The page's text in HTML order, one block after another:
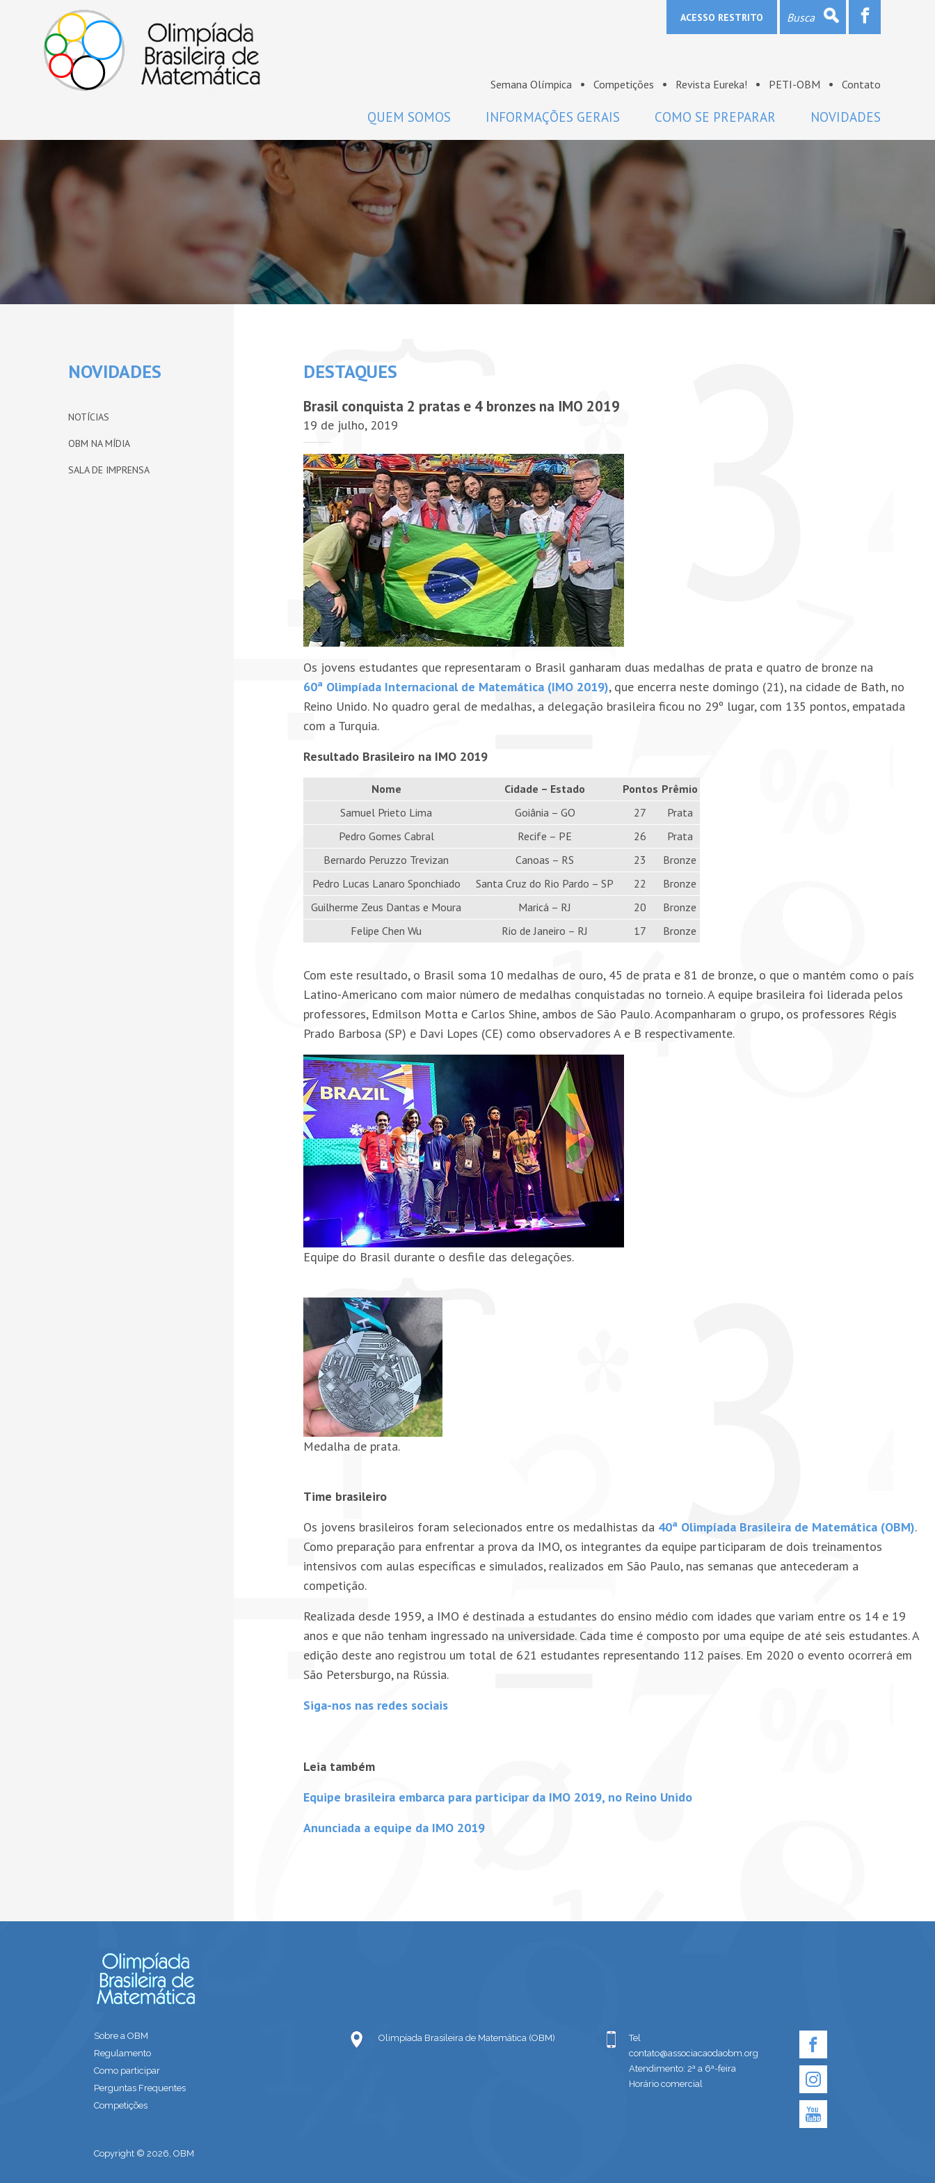
ACESSO RESTRITO
Semana Olímpica Competições Revista Eureka! PETI-OBM Contato
QUEM SOMOS
A OBM
Histórico
Premiados da OBM
Comissão Nacional de Olimpíadas
de Matemática da SBM
Coordenadores
Projeto Gráfico da OBM
INFORMAÇÕES GERAIS
Regulamento
Como participar
Perguntas frequentes
COMO SE PREPARAR NOVIDADES
NOVIDADES
NOTÍCIAS
OBM NA MÍDIA
SALA DE IMPRENSA
DESTAQUES
Brasil conquista 2 pratas e 4 bronzes na IMO 2019
19 de julho, 2019
Os jovens estudantes que representaram o Brasil ganharam duas medalhas de prata e quatro de bronze na
60ª Olimpíada Internacional de Matemática (IMO 2019), que encerra neste domingo (21), na cidade de Bath, no
Reino Unido. No quadro geral de medalhas, a delegação brasileira ficou no 29º lugar, com 135 pontos, empatada
com a Turquia.
Resultado Brasileiro na IMO 2019
Nome Cidade – Estado Pontos Prêmio
Samuel Prieto Lima
Goiânia – GO 27
Prata
Pedro Gomes Cabral
Recife – PE 26
Prata
Bernardo Peruzzo Trevizan
Canoas – RS 23
Bronze
Pedro Lucas Lanaro Sponchiado
Santa Cruz do Rio Pardo – SP 22
Bronze
Guilherme Zeus Dantas e Moura
Maricá – RJ 20
Bronze
Felipe Chen Wu
Rio de Janeiro – RJ 17 Bronze
Com este resultado, o Brasil soma 10 medalhas de ouro, 45 de prata e 81 de bronze, o que o mantém como o país
Latino-Americano com maior número de medalhas conquistadas no torneio. A equipe brasileira foi liderada pelos
professores, Edmilson Motta e Carlos Shine, ambos de São Paulo. Acompanharam o grupo, os professores Régis
Prado Barbosa (SP) e Davi Lopes (CE) como observadores A e B respectivamente.
Equipe do Brasil durante o desfile das delegações.
Medalha de prata.
Time brasileiro
Os jovens brasileiros foram selecionados entre os medalhistas da 40ª Olimpíada Brasileira de Matemática (OBM).
Como preparação para enfrentar a prova da IMO, os integrantes da equipe participaram de dois treinamentos
intensivos com aulas específicas e simulados, realizados em São Paulo, nas semanas que antecederam a
competição.
Realizada desde 1959, a IMO é destinada a estudantes do ensino médio com idades que variam entre os 14 e 19
anos e que não tenham ingressado na universidade. Cada time é composto por uma equipe de até seis estudantes. A
edição deste ano registrou um total de 621 estudantes representando 112 países. Em 2020 o evento ocorrerá em
São Petersburgo, na Rússia.
Siga-nos nas redes sociais
Leia também
Equipe brasileira embarca para participar da IMO 2019, no Reino Unido
Anunciada a equipe da IMO 2019
Sobre a OBM
Regulamento
Como participar
Perguntas Frequentes
Competições
Olimpíada Brasileira de Matemática (OBM)
Tel
contato@associacaodaobm.org
Atendimento: 2ª a 6ª-feira
Horário comercial
Copyright © 2026, OBM